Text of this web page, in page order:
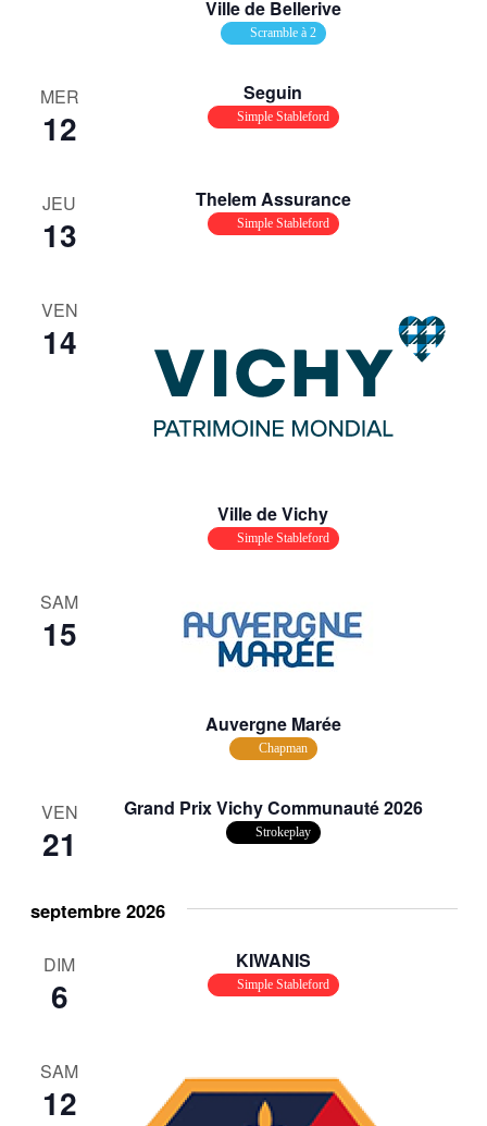
Ville de Bellerive
Scramble à 2
MER
12
Seguin
Simple Stableford
JEU
13
Thelem Assurance
Simple Stableford
VEN
14
Ville de Vichy
Simple Stableford
SAM
15
Auvergne Marée
Chapman
VEN
21
Grand Prix Vichy Communauté 2026
Strokeplay
septembre 2026
DIM
6
KIWANIS
Simple Stableford
SAM
12